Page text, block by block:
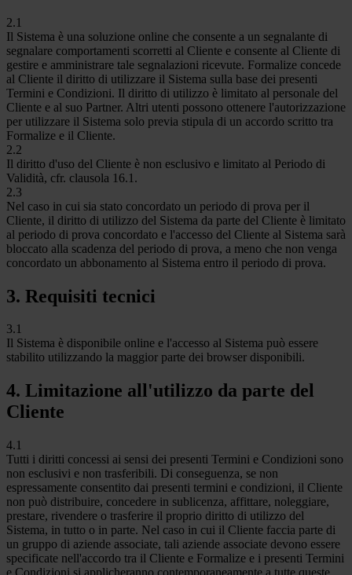
2.1
Il Sistema è una soluzione online che consente a un segnalante di
segnalare comportamenti scorretti al Cliente e consente al Cliente di
gestire e amministrare tale segnalazioni ricevute. Formalize concede
al Cliente il diritto di utilizzare il Sistema sulla base dei presenti
Termini e Condizioni. Il diritto di utilizzo è limitato al personale del
Cliente e al suo Partner. Altri utenti possono ottenere l'autorizzazione
per utilizzare il Sistema solo previa stipula di un accordo scritto tra
Formalize e il Cliente.
2.2
Il diritto d'uso del Cliente è non esclusivo e limitato al Periodo di
Validità, cfr. clausola 16.1.
2.3
Nel caso in cui sia stato concordato un periodo di prova per il
Cliente, il diritto di utilizzo del Sistema da parte del Cliente è limitato
al periodo di prova concordato e l'accesso del Cliente al Sistema sarà
bloccato alla scadenza del periodo di prova, a meno che non venga
concordato un abbonamento al Sistema entro il periodo di prova.
3. Requisiti tecnici
3.1
Il Sistema è disponibile online e l'accesso al Sistema può essere
stabilito utilizzando la maggior parte dei browser disponibili.
4. Limitazione all'utilizzo da parte del
Cliente
4.1
Tutti i diritti concessi ai sensi dei presenti Termini e Condizioni sono
non esclusivi e non trasferibili. Di conseguenza, se non
espressamente consentito dai presenti termini e condizioni, il Cliente
non può distribuire, concedere in sublicenza, affittare, noleggiare,
prestare, rivendere o trasferire il proprio diritto di utilizzo del
Sistema, in tutto o in parte. Nel caso in cui il Cliente faccia parte di
un gruppo di aziende associate, tali aziende associate devono essere
specificate nell'accordo tra il Cliente e Formalize e i presenti Termini